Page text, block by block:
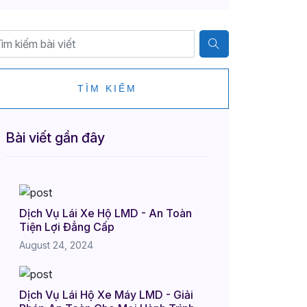
TÌM KIẾM
Bài viết gần đây
Dịch Vụ Lái Xe Hộ LMD - An Toàn
Tiện Lợi Đẳng Cấp
August 24, 2024
Dịch Vụ Lái Hộ Xe Máy LMD - Giải